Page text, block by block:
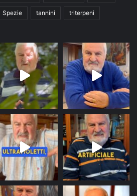
Spezie tannini triterpeni